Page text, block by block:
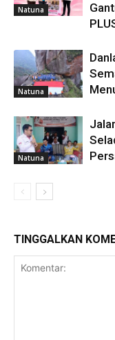
Natuna
Natuna
Natuna
TINGGALKAN